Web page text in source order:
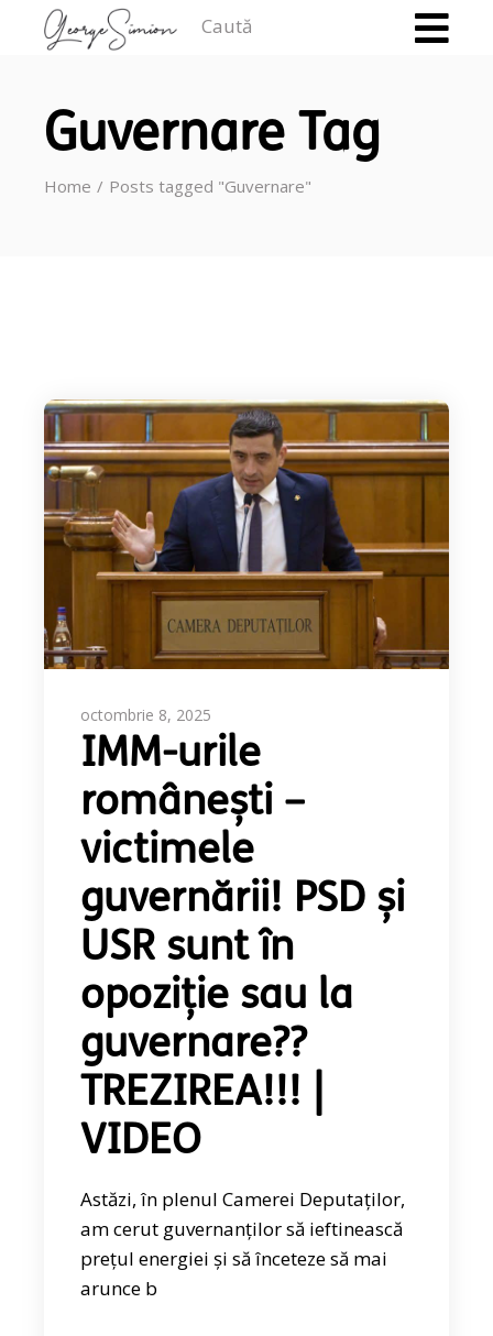
Guvernare Tag
Home Posts tagged "Guvernare"
octombrie 8, 2025
IMM-urile
românești –
victimele
guvernării! PSD și
USR sunt în
opoziție sau la
guvernare??
TREZIREA!!! |
VIDEO
Astăzi, în plenul Camerei Deputaților,
am cerut guvernanților să ieftinească
prețul energiei și să înceteze să mai
arunce b